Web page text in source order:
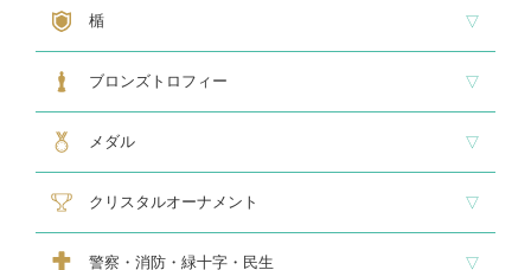
大型・高級カップ
レリーフ交換式カップ
スタンダードカップ
デザインカップ
ゴルフ専用カップ
オニックスカップ
ガラスカップ
カラーカップ
ゴールドカップ
プラスチックカップ
ペナント
楯
スタンダード楯１
スタンダード楯２
スタンダード楯３
ゴルフ・野球・サッカー
その他スポーツ、文化系専用楯
メダル・レリーフ交換式楯
ハローキティ楯
ブロンズトロフィー
スタンダードブロンズ
各種専用ブロンズ
ゴルフ専用ブロンズ
メダル・レリーフ交換式ブロンズ
ハローキティブロンズ
メダル
スタンダードメダル
大きなメダル(70mmφ～)
レリーフ式勲章型メダル
オリジナルメダル
メダルケース
クリスタルオーナメント
スタンダードクリスタル１
スタンダードクリスタル２
ゴルフ専用クリスタル
警察・消防・緑十字・民生